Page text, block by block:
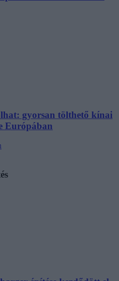
gyorsan tölthető kínai
Európában